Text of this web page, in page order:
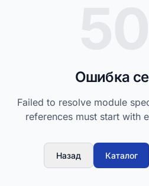
Ошибка
Failed to resolve module
references must start with
Назад Каталог